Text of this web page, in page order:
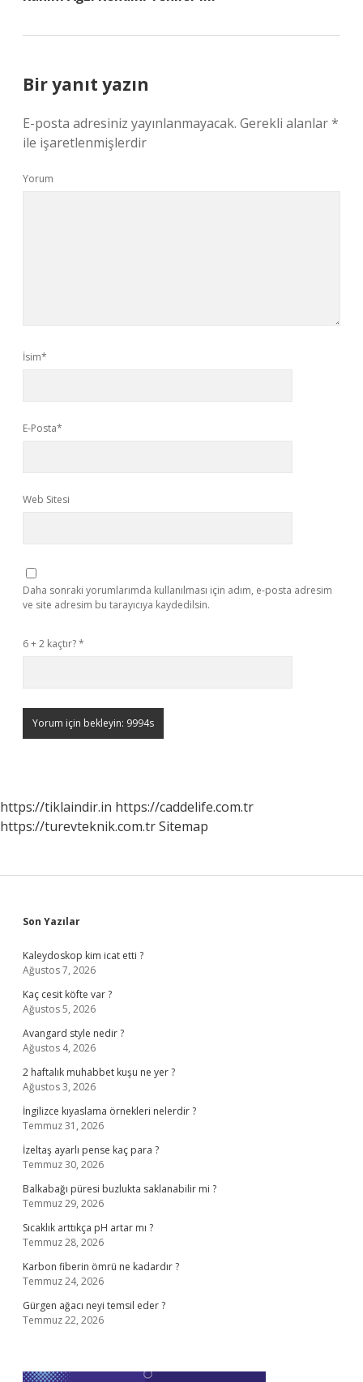
Bir yanıt yazın
E-posta adresiniz yayınlanmayacak. Gerekli alanlar*
ile işaretlenmişlerdir
Yorum
İsim*
E-Posta*
Web Sitesi
Daha sonraki yorumlarımda kullanılması için adım, e-posta adresim
ve site adresim bu tarayıcıya kaydedilsin.
6 + 2 kaçtır?*
https://tiklaindir.in https://caddelife.com.tr
https://turevteknik.com.trSitemap
Sidebar
Son Yazılar
Kaleydoskop kim icat etti ?
Ağustos 7, 2026
Kaç cesit köfte var ?
Ağustos 5, 2026
Avangard style nedir ?
Ağustos 4, 2026
2 haftalık muhabbet kuşu ne yer ?
Ağustos 3, 2026
İngilizce kıyaslama örnekleri nelerdir ?
Temmuz 31, 2026
İzeltaş ayarlı pense kaç para ?
Temmuz 30, 2026
Balkabağı püresi buzlukta saklanabilir mi ?
Temmuz 29, 2026
Sıcaklık arttıkça pH artar mı ?
Temmuz 28, 2026
Karbon fiberin ömrü ne kadardır ?
Temmuz 24, 2026
Gürgen ağacı neyi temsil eder ?
Temmuz 22, 2026